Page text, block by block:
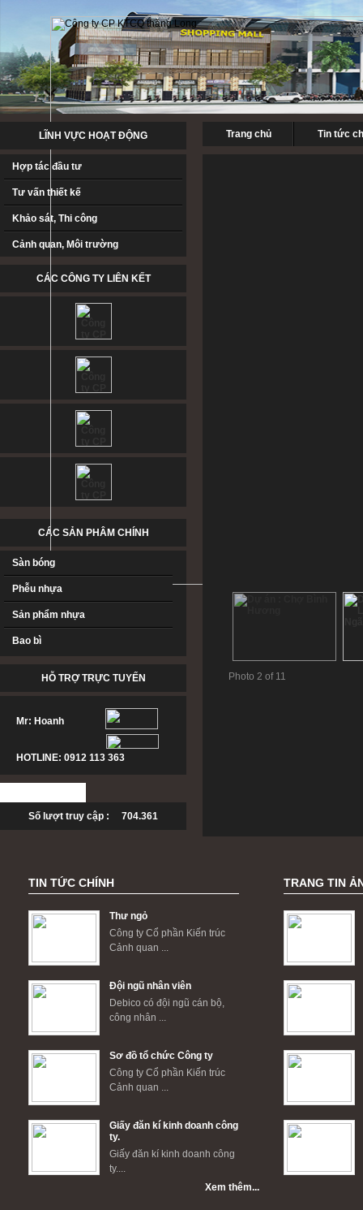
LĨNH VỰC HOẠT ĐỘNG Trang chủ Tin tức
Hợp tác đầu tư
Tư vấn thiết kế
Khảo sát, Thi công
Cảnh quan, Môi trường
CÁC CÔNG TY LIÊN KẾT
CÁC SẢN PHÂM CHÍNH
Sàn bóng
Phễu nhựa
Sản phẩm nhựa
Bao bì
HỖ TRỢ TRỰC TUYẾN
Mr: Hoanh
HOTLINE: 0912 113 363
Số lượt truy cập : 704.361
Photo 2 of 11
TIN TỨC CHÍNH
Thư ngỏ
Công ty Cổ phần Kiến trúc
Cảnh quan ...
Đội ngũ nhân viên
Debico có đội ngũ cán bộ,
công nhân ...
Sơ đồ tổ chức Công ty
Công ty Cổ phần Kiến trúc
Cảnh quan ...
Giấy đăn kí kinh doanh công
ty.
Giấy đăn kí kinh doanh công
ty....
Xem thêm...
TRANG TIN